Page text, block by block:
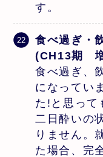
す。
食べ過ぎ・
(CH13期
食べ過ぎ、
になってい
た!と思って
二日酔いの
りません。
た場合、完